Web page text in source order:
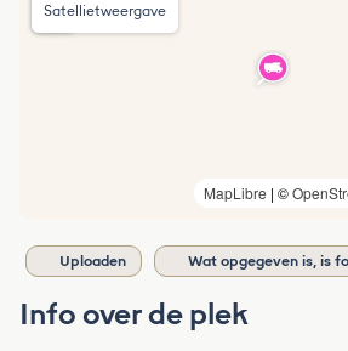
MapLibre | ©
Satellietweergave
Uploaden Wat opgegeven is, is
Info over de plek